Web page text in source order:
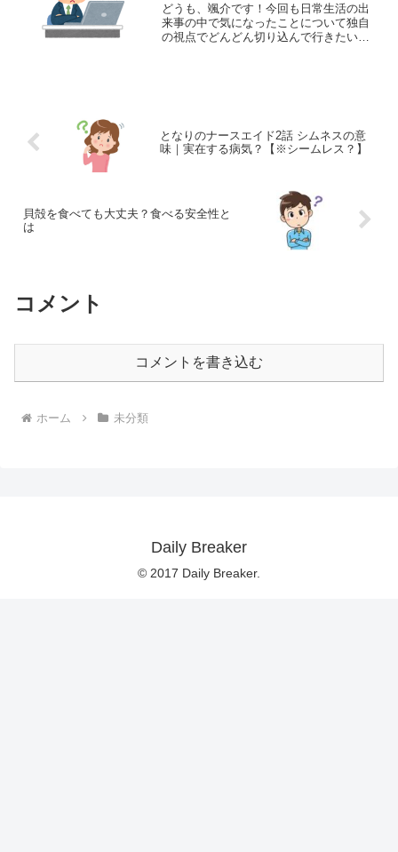
どうも、颯介です！今回も日常生活の出
来事の中で気になったことについて独自
の視点でどんどん切り込んで行きたいと
となりのナースエイド2話 シムネスの意
味｜実在する病気？【※シームレス？】
貝殻を食べても大丈夫？食べる安全性と
は
コメント
コメントを書き込む
ホーム 未分類
Daily Breaker
© 2017 Daily Breaker.